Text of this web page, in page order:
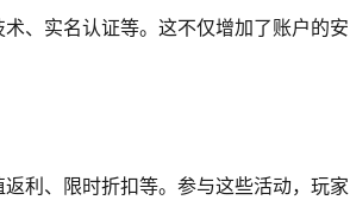
、实名认证等。这不仅增加了账户的安
利、限时折扣等。参与这些活动，玩家